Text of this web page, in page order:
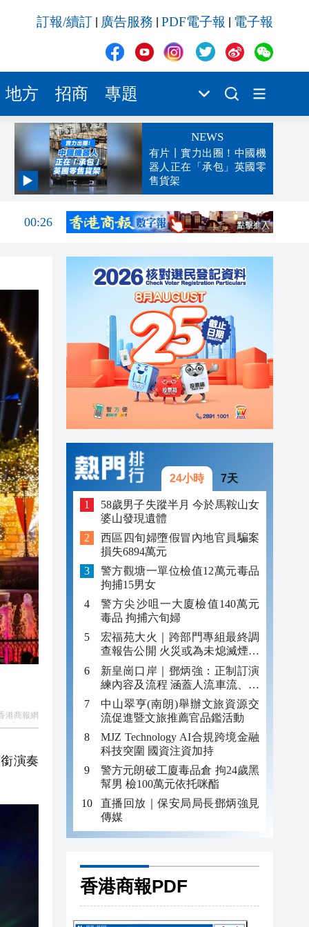
訂報/續訂 廣告服務 PDF電子報 電子報
地方 招商 專題
NEWS
有片丨實力出圈！中國機
器人正在「承包」英國零
售貨架
00:45
00:26
23:38
23:29
23:21
港商報網
演奏
24小時 7天
58歲男子失蹤半月 今於馬鞍山女
婆山發現遺體
西區四旬婦墮假冒內地官員騙案
損失6894萬元
警方觀塘一單位檢值12萬元毒品
拘捕15男女
警方尖沙咀一大廈檢值140萬元
毒品 拘捕六旬婦
宏福苑大火｜跨部門專組最終調
查報告公開 火災或為未熄滅煙頭
引發
新皇崗口岸｜鄧炳強：正制訂演
練內容及流程 涵蓋人流車流、緊
急應變等
中山翠亨(南朗)舉辦文旅資源交
流促進暨文旅推薦官品鑑活動
MJZ Technology AI合規跨境金融
科技突圍 國資注資加持
警方元朗破工廈毒品倉 拘24歲黑
幫男 檢100萬元依托咪酯
直播回放｜保安局局長鄧炳強見
傳媒
香港商報PDF